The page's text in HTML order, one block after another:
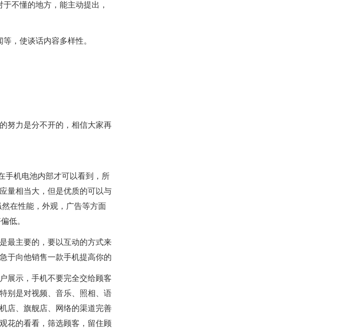
不懂的地方，能主动提出，
，使谈话内容多样性。
努力是分不开的，相信大家再
手机电池内部才可以看到，所
量相当大，但是优质的可以与
然在性能，外观，广告等方面
低。
最主要的，要以互动的方式来
于向他销售一款手机提高你的
展示，手机不要完全交给顾客
别是对视频、音乐、照相、语
店、旗舰店、网络的渠道完善
花的看看，筛选顾客，留住顾